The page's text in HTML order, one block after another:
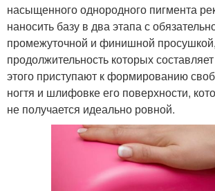
насыщенного однородного пигмента
наносить базу в два этапа с
промежуточной и финишной
продолжительность которых
этого приступают к формированию
ногтя и шлифовке его поверхности,
не получается идеально ровной.